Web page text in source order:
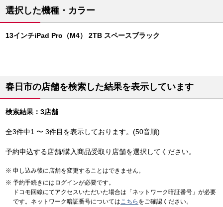
選択した機種・カラー
13インチiPad Pro（M4） 2TB スペースブラック
春日市の店舗を検索した結果を表示しています
検索結果：3店舗
全3件中1 〜 3件目を表示しております。(50音順)
予約申込する店舗/購入商品受取り店舗を選択してください。
申し込み後に店舗を変更することはできません。
予約手続きにはログインが必要です。
ドコモ回線にてアクセスいただいた場合は「ネットワーク暗証番号」が必要
です。ネットワーク暗証番号についてはこちら をご確認ください。